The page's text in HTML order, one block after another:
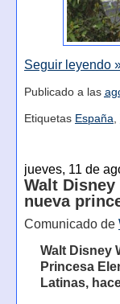
Seguir leyendo
Publicado a las
Etiquetas España,
jueves, 11 de
Walt
nueva
Comunicado de
Walt Disney
Princesa
Latinas,